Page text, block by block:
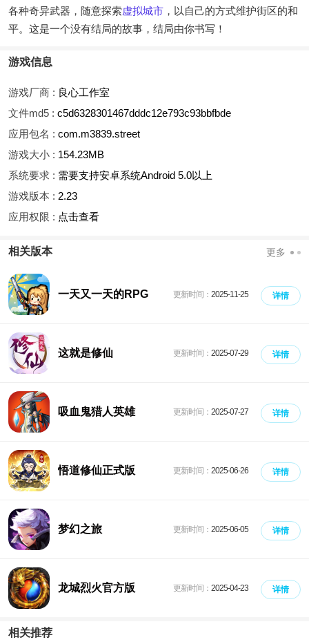
各种奇异武器，随意探索虚拟城市 ，以自己的方式维护街区的和
平。这是一个没有结局的故事，结局由你书写！
游戏信息
游戏厂商 : 良心工作室
文件md5 : c5d6328301467dddc12e793c93bbfbde
应用包名 : com.m3839.street
游戏大小 : 154.23MB
系统要求 : 需要支持安卓系统Android 5.0以上
游戏版本 : 2.23
应用权限 : 点击查看
相关版本 更多
一天又一天的RPG 更新时间： 2025-11-25 详情
这就是修仙 更新时间： 2025-07-29 详情
吸血鬼猎人英雄 更新时间： 2025-07-27 详情
悟道修仙正式版 更新时间： 2025-06-26 详情
梦幻之旅 更新时间： 2025-06-05 详情
龙城烈火官方版 更新时间： 2025-04-23 详情
相关推荐